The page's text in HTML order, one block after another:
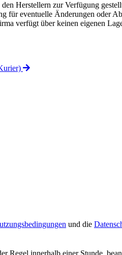
Herstellern zur Verfügung
für eventuelle Änderungen oder
verfügt über keinen eigenen
und die